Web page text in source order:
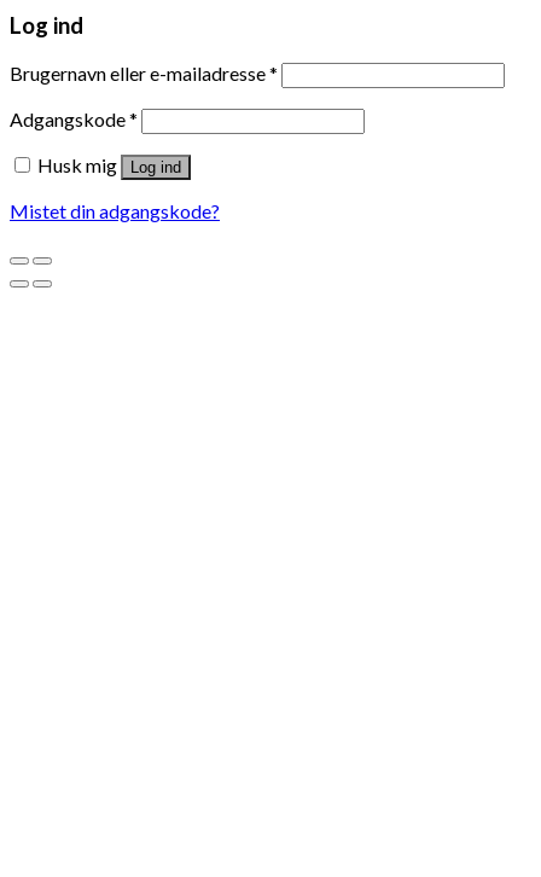
Log ind
Brugernavn eller e-mailadresse*
Adgangskode*
Husk mig
Log ind
Mistet din adgangskode?